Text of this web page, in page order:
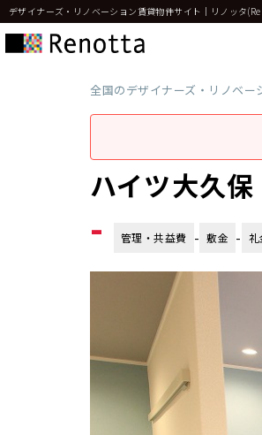
デザイナーズ・リノベーション賃貸物件サイト｜リノッタ
全国のデザイナーズ・リノベ
ハイツ大久
- 管理・共益費 - 敷金 - 礼